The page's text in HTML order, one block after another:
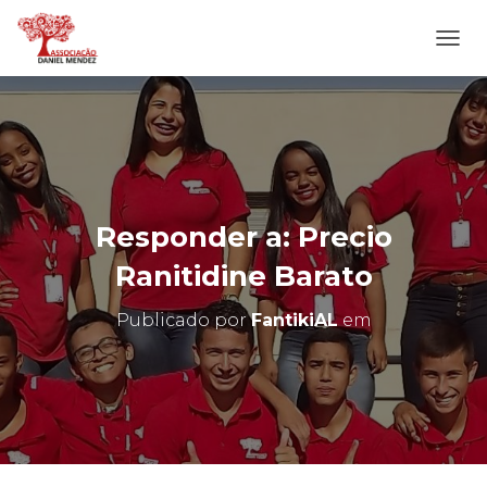
L
T
E
R
N
A
N
A
E
G
O
Responder a: Precio
Ranitidine Barato
Publicado porFantikiALem